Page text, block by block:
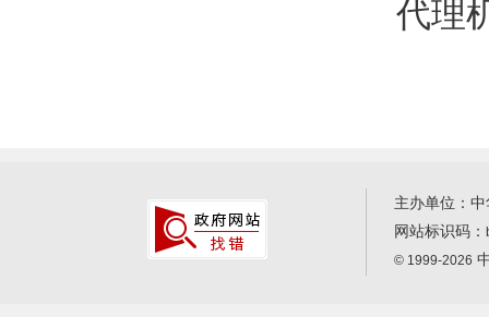
代理
主办单位：
网站标识码：
© 1999-2026